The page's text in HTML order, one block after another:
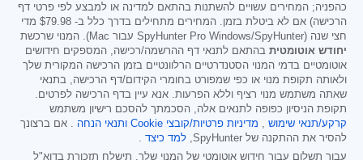
כהפניה; המחירים עשויים להשתנות בהתאם למדינה או למבצע לפי פרטי דף
הרכישה) אם לא ביטלת בזמן. המחירים מתחילים בדרך כלל ב- $79.98 מדי
חצי שנה (SpyHunter Pro Windows/SpyHunter עבור Mac). המנוי שרכשת
יחודש אוטומטית בהתאם לתנאי דף ההרשמה/רכישה, המספקים חידושים
אוטומטיים בדמי המנוי הסטנדרטיים הרלוונטיים בזמן הרכישה המקורית שלך
ולאותה תקופת מנוי או כפי שמפורט בחומרי הקידום/דף הרכישה, בתנאי
שאתה משתמש מנוי רציף וללא הפרעות. אנא עיין בדף הרכישה לפרטים.
תקופת הניסיון כפופה לתנאים אלה, הסכמתך להסכם רישיון משתמש
קרקע/תנאי שימוש , מדיניות פרטיות/קובצי Cookie ותנאי הנחה . אם ברצונך
להסיר את ההתקנה של SpyHunter,
למד כיצד .
עבור תשלום עבור חידוש אוטומטי של המנוי שלך, תישלח תזכורת בדוא"ל